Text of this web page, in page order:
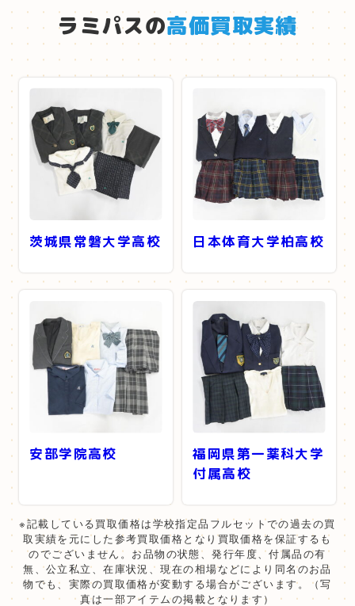
ラミパスの高価買取実績
茨城県常磐大学高校 日本体育大学柏高校
安部学院高校
福岡県第一薬科大学
付属高校
※記載している買取価格は学校指定品フルセットでの過去の買
取実績を元にした参考買取価格となり買取価格を保証するも
のでございません。お品物の状態、発行年度、付属品の有
無、公立私立、在庫状況、現在の相場などにより同名のお品
物でも、実際の買取価格が変動する場合がございます。（写
真は一部アイテムの掲載となります）